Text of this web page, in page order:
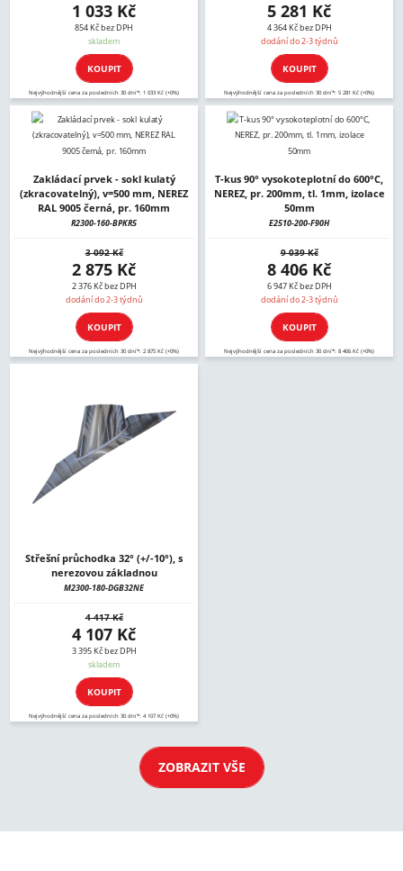
1 033 Kč
854 Kč bez DPH
skladem
KOUPIT
Nejvýhodnější cena za posledních 30 dní*: 1 033 Kč (+0%)
5 281 Kč
4 364 Kč bez DPH
dodání do 2-3 týdnů
KOUPIT
Nejvýhodnější cena za posledních 30 dní*: 5 281 Kč (+0%)
Zakládací prvek - sokl kulatý
(zkracovatelný), v=500 mm, NEREZ
RAL 9005 černá, pr. 160mm
R2300-160-BPKR5
3 092 Kč
2 875 Kč
2 376 Kč bez DPH
dodání do 2-3 týdnů
KOUPIT
Nejvýhodnější cena za posledních 30 dní*: 2 875 Kč (+0%)
T-kus 90° vysokoteplotní do 600°C,
NEREZ, pr. 200mm, tl. 1mm, izolace
50mm
E2510-200-F90H
9 039 Kč
8 406 Kč
6 947 Kč bez DPH
dodání do 2-3 týdnů
KOUPIT
Nejvýhodnější cena za posledních 30 dní*: 8 406 Kč (+0%)
Střešní průchodka 32° (+/-10°), s
nerezovou základnou
M2300-180-DGB32NE
4 417 Kč
4 107 Kč
3 395 Kč bez DPH
skladem
KOUPIT
Nejvýhodnější cena za posledních 30 dní*: 4 107 Kč (+0%)
ZOBRAZIT VŠE